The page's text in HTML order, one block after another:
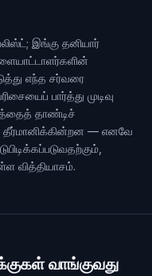
இங்கு தனியார்
எந்த சர்வரை
பார்த்து முடிவு
தாண்டிச்
தீர்மானிக்கின்றன — எனவே
வித்தியாசம்.
வாங்குவது